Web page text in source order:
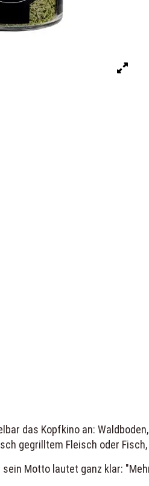
das Kopfkino an:
gegrilltem Fleisch oder
Motto lautet ganz klar: